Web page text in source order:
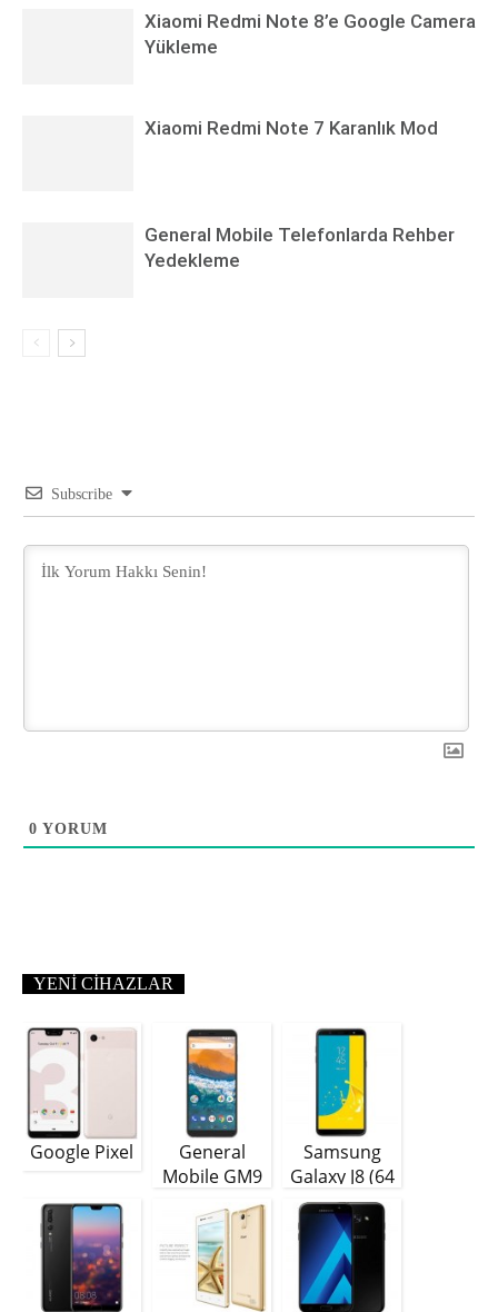
Xiaomi Redmi Note 8’e Google Camera
Yükleme
Xiaomi Redmi Note 7 Karanlık Mod
General Mobile Telefonlarda Rehber
Yedekleme
Subscribe
0 YORUM
YENI CIHAZLAR
Google Pixel
General
Mobile GM9
Samsung
Galaxy J8 (64
GB)